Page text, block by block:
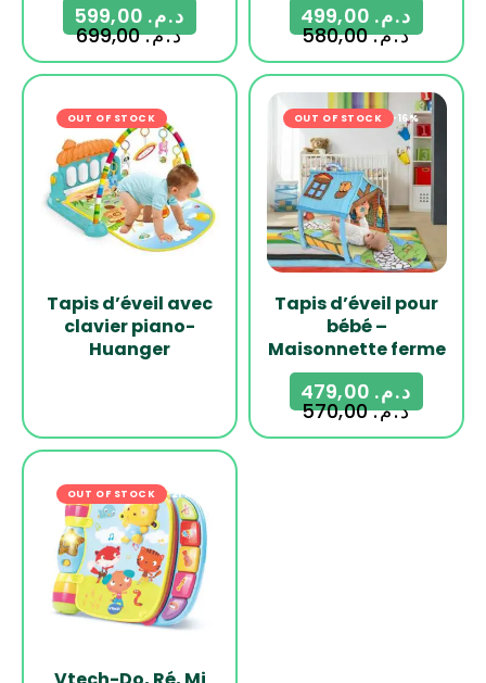
د.م.699,00
د.م.
د.م.580,00
د.م.
OUT OF STOCK
Tapis d’éveil avec
clavier piano-
Huanger
OUT OF STOCK -16%
Tapis d’éveil pour
bébé –
Maisonnette ferme
د.م.570,00
د.م.
OUT OF STOCK -21%